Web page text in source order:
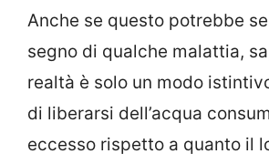
Anche se questo potrebbe
segno di qualche malattia,
realtà è solo un modo
di liberarsi dell’acqua
eccesso rispetto a quanto il